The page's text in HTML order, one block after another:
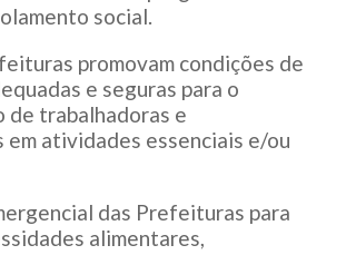
social.
promovam condições de
e seguras para o
de trabalhadoras e
em atividades essenciais e/ou
das Prefeituras para
alimentares,